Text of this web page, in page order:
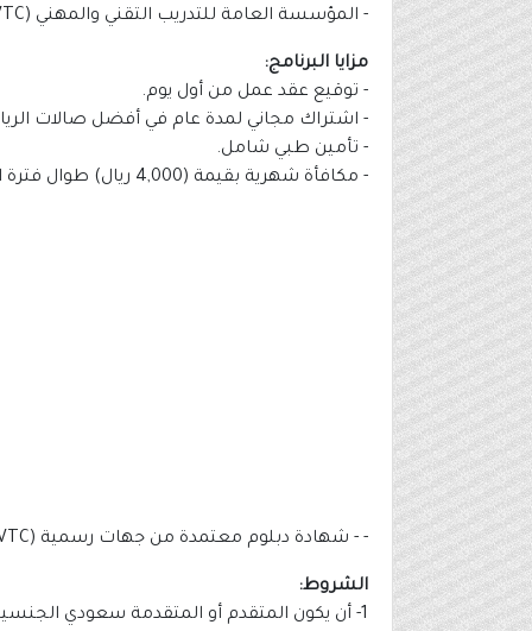
- المؤسسة العامة للتدريب التقني والمهني (TVTC).
مزايا البرنامج:
- توقيع عقد عمل من أول يوم.
- اشتراك مجاني لمدة عام في أفضل صالات
- تأمين طبي شامل.
- مكافأة شهرية بقيمة (4,000 ريال) طوال فترة التدريب.
- - شهادة دبلوم معتمدة من جهات رسمية (LDI - TVTC).
الشروط:
1- أن يكون المتقدم أو المتقدمة سعودي الجنسية.